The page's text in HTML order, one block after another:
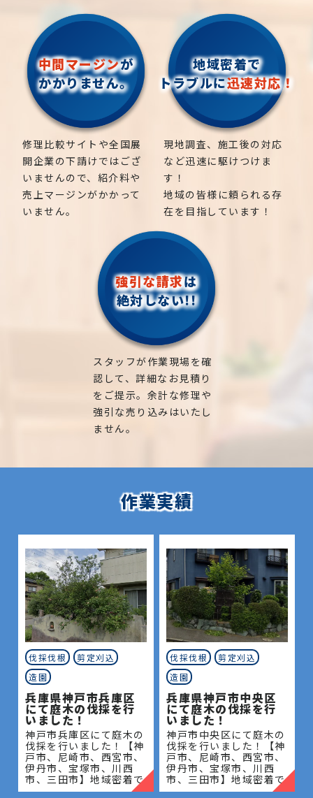
中間マージンが
かかりません。
修理比較サイトや全国展
開企業の下請けではござ
いませんので、紹介料や
売上マージンがかかって
いません。
地域密着で
トラブルに迅速対応！
現地調査、施工後の対応
など迅速に駆けつけま
す！
地域の皆様に頼られる存
在を目指しています！
強引な請求は
絶対しない!!
スタッフが作業現場を確
認して、詳細なお見積り
をご提示。余計な修理や
強引な売り込みはいたし
ません。
作業実績
伐採伐根
剪定刈込
造園
兵庫県神戸市兵庫区
にて庭木の伐採を行
いました！
神戸市兵庫区にて庭木の
伐採を行いました！【神
戸市、尼崎市、西宮市、
伊丹市、宝塚市、川西
市、三田市】地域密着で
伐採・抜根・剪定・草刈
伐採伐根
剪定刈込
造園
兵庫県神戸市中央区
にて庭木の伐採を行
いました！
神戸市中央区にて庭木の
伐採を行いました！【神
戸市、尼崎市、西宮市、
伊丹市、宝塚市、川西
市、三田市】地域密着で
伐採・抜根・剪定・草刈